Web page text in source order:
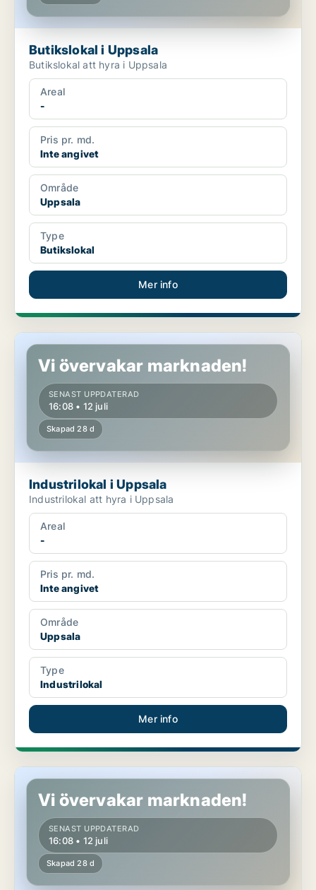
Butikslokal i Uppsala
Butikslokal att hyra i Uppsala
Areal
-
Pris pr. md.
Inte angivet
Område
Uppsala
Type
Butikslokal
Mer info
Industrilokal i Uppsala
Vi övervakar marknaden!
SENAST UPPDATERAD
16:08 • 12 juli
Skapad 28 d
Industrilokal i Uppsala
Industrilokal att hyra i Uppsala
Areal
-
Pris pr. md.
Inte angivet
Område
Uppsala
Type
Industrilokal
Mer info
Butikslokal i Uppsala
Vi övervakar marknaden!
SENAST UPPDATERAD
16:08 • 12 juli
Skapad 28 d